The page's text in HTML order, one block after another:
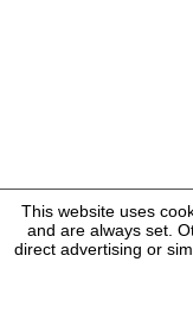
This website uses
and are always set.
direct advertising or